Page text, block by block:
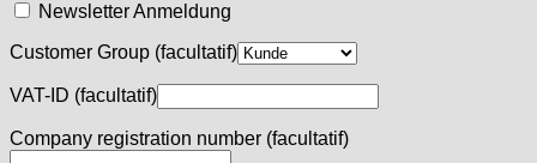
Newsletter Anmeldung
Customer Group (facultatif)
VAT-ID (facultatif)
Company registration number (facultatif)